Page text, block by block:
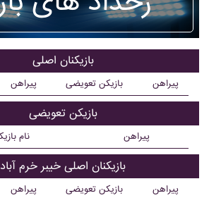
بازیکنان اصلی
پیراهن بازیکن تعویضی پیراهن
بازیکن تعویضی
نام پیراهن
بازیکنان اصلی خيبر خرم آباد
پیراهن بازیکن تعویضی پیراهن